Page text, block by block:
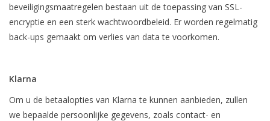
beveiligingsmaatregelen bestaan uit de toepassing van SSL-
encryptie en een sterk wachtwoordbeleid. Er worden regelmatig
back-ups gemaakt om verlies van data te voorkomen.
Klarna
Om u de betaalopties van Klarna te kunnen aanbieden, zullen
we bepaalde persoonlijke gegevens, zoals contact- en